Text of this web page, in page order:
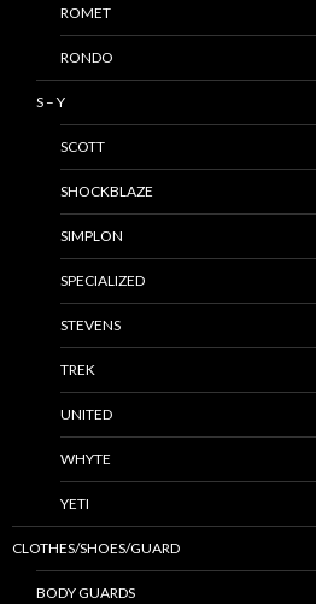
ROMET
RONDO
S – Y
SCOTT
SHOCKBLAZE
SIMPLON
SPECIALIZED
STEVENS
TREK
UNITED
WHYTE
YETI
CLOTHES/SHOES/GUARD
BODY GUARDS